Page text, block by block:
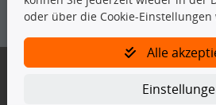
und/oder diese Handlungen durch Dritte
Bitte prüfen Sie, ob das über unseren
Gegebenenfalls sind ergänzende
oder über die Cookie-
Alle